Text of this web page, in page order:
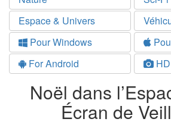
Espace & Univers
Pour Windows
For Android
Noël dans
Écran de